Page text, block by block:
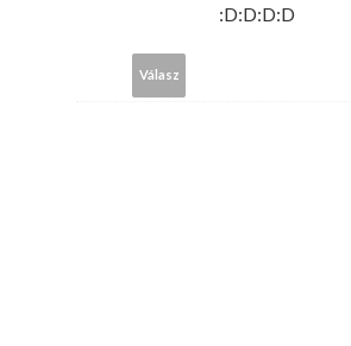
:D:D:D:D
Válasz